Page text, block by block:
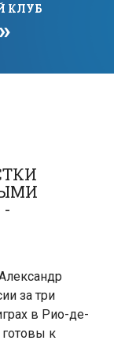
КЛУБ
за три
в Рио-де-
готовы к